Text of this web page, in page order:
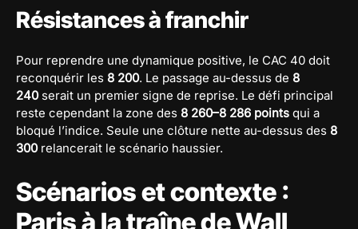
Résistances à franchir
Pour reprendre une dynamique positive, le CAC 40 doit
reconquérir les 8 200. Le passage au-dessus de 8
240serait un premier signe de reprise. Le défi principal
reste cependant la zone des 8 260–8 286 points qui a
bloqué l’indice. Seule une clôture nette au-dessus des 8
300 relancerait le scénario haussier.
Scénarios et contexte :
Paris à la traîne de Wall